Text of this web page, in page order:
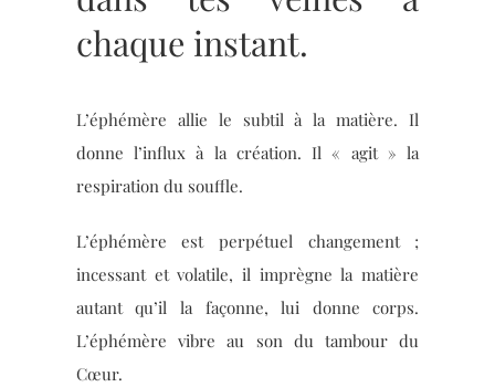
chaque instant.
L’éphémère allie le subtil à la matière. Il
donne l’influx à la création. Il « agit » la
respiration du souffle.
L’éphémère est perpétuel changement ;
incessant et volatile, il imprègne la matière
autant qu’il la façonne, lui donne corps.
L’éphémère vibre au son du tambour du
Cœur.